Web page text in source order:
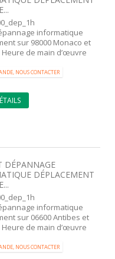
informatique
sur 98000 Monaco et
Heure de main d’œuvre
NOUS CONTACTER
DÉPANNAGE
DÉPLACEMENT
informatique
sur 06600 Antibes et
Heure de main d’œuvre
NOUS CONTACTER